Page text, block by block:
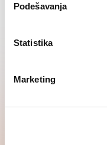
Podešavanja
Statistika
Marketing
vesti